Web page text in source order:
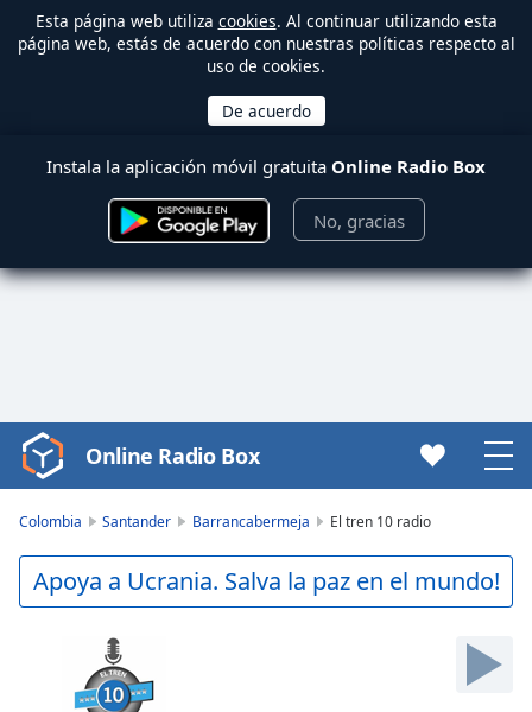
Esta página web utiliza cookies. Al continuar utilizando esta
página web, estás de acuerdo con nuestras políticas respecto al
uso de cookies.
Instala la aplicación móvil gratuita Online Radio Box
No, gracias
Video
Player
Play
Video
Online Radio Box
Colombia Santander Barrancabermeja El tren 10 radio
Apoya a Ucrania. Salva la paz en el mundo!